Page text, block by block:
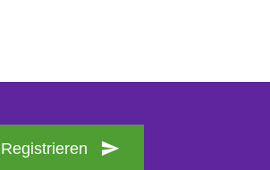
Registrieren